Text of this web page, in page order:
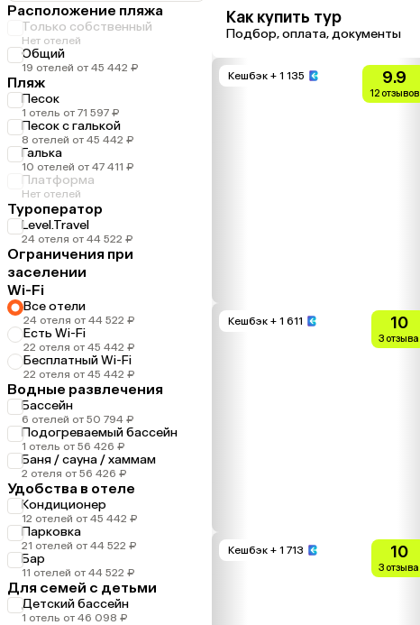
Расположение пляжа
Только собственный
Нет отелей
Общий
19 отелей от 45 442 ₽
Пляж
Песок
1 отель от 71 597 ₽
Песок с галькой
8 отелей от 45 442 ₽
Галька
10 отелей от 47 411 ₽
Платформа
Нет отелей
Туроператор
Level.Travel
24 отеля от 44 522 ₽
Ограничения при
заселении
Wi-Fi
Все отели
24 отеля от 44 522 ₽
Есть Wi-Fi
22 отеля от 45 442 ₽
Бесплатный Wi-Fi
22 отеля от 45 442 ₽
Водные развлечения
Бассейн
6 отелей от 50 794 ₽
Подогреваемый бассейн
1 отель от 56 426 ₽
Баня / сауна / хаммам
2 отеля от 56 426 ₽
Удобства в отеле
Кондиционер
12 отелей от 45 442 ₽
Парковка
21 отелей от 44 522 ₽
Бар
11 отелей от 44 522 ₽
Для семей с детьми
Детский бассейн
1 отель от 46 098 ₽
Как купить тур
Подбор, оплата, документы
Кешбэк + 1 135 9.9
12 отзывов
Кешбэк + 1 611 10
3 отзыва
Кешбэк + 1 713 10
3 отзыва